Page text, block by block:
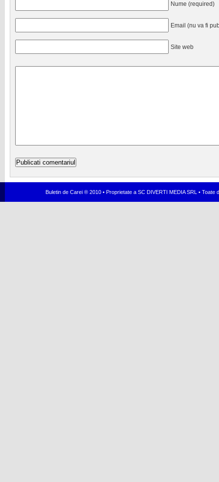
Nume (required)
Email (nu va fi
Site web
Buletin de Carei ® 2010 • Proprietate a SC DIVERTI MEDIA SRL •